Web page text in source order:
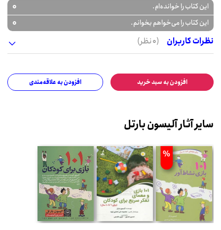
این کتاب را خوانده‌ام. 0
این کتاب را می‌خواهم بخوانم.
0
نظرات کاربران
(0 نظر)
افزودن به سبد خرید افزودن به علاقه‌مندی
سایر آثار آلیسون بارتل
%